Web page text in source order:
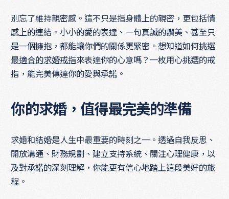
別忘了維持親密感。這不只是指身體上的親密，更包括情
感上的連結。小小的愛的表達、一句真誠的讚美、甚至只
是一個擁抱，都能讓你們的關係更緊密。想知道如何挑選
最適合的求婚戒指來表達你的心意嗎？一枚用心挑選的戒
指，能完美傳達你的愛與承諾。
你的求婚，值得最完美的準備
求婚和結婚是人生中最重要的時刻之一。透過自我反思、
開放溝通、財務規劃、建立支持系統、關注心理健康，以
及對承諾的深刻理解，你能更有信心地踏上這段美好的旅
程。